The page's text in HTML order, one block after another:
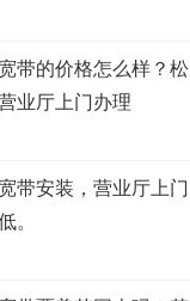
带的价格怎么样？松
业厅上门办理
带安装，营业厅上门
。